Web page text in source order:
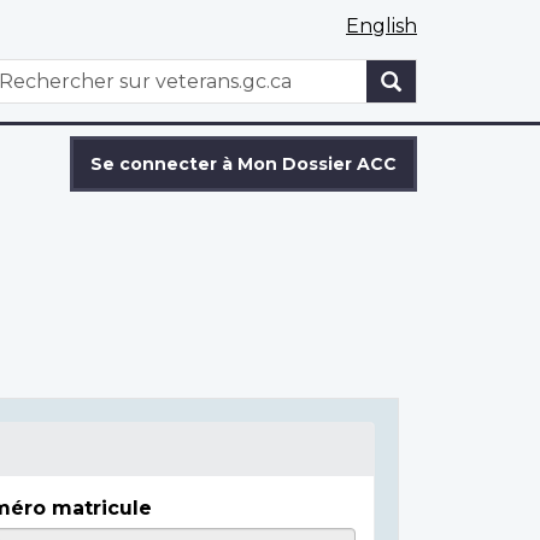
English
WxT
Se connecter à Mon Dossier ACC
matricule